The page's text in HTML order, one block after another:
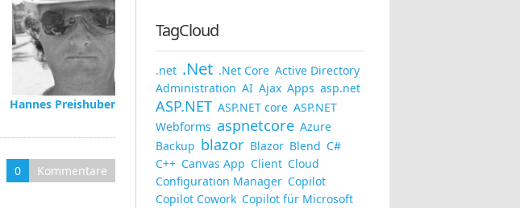
Hannes Preishuber
0 Kommentare
TagCloud
.net .Net .Net Core Active Directory
Administration AI Ajax Apps asp.net
ASP.NET ASP.NET core ASP.NET
Webforms aspnetcore Azure
Backup blazor Blazor Blend C#
C++ Canvas App Client Cloud
Configuration Manager Copilot
Copilot Cowork Copilot für Microsoft